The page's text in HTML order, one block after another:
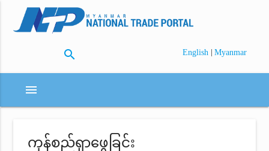
search English | Myanmar
menu
ကုန်စည်ရှာဖွေခြင်း